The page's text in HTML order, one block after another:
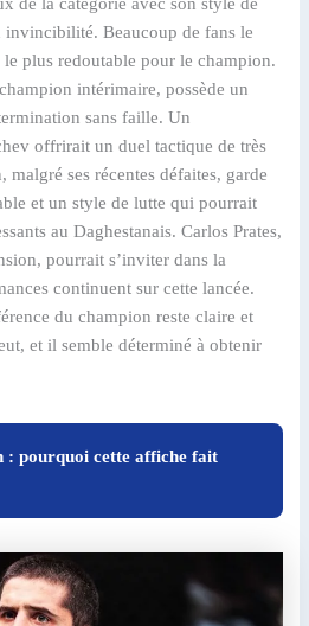
de la catégorie avec son style de
invincibilité. Beaucoup de fans le
plus redoutable pour le champion.
intérimaire, possède un
sans faille. Un
offrirait un duel tactique de très
ses récentes défaites, garde
et un style de lutte qui pourrait
au Daghestanais. Carlos Prates,
pourrait s’inviter dans la
continuent sur cette lancée.
du champion reste claire et
et il semble déterminé à obtenir
: pourquoi cette affiche fait